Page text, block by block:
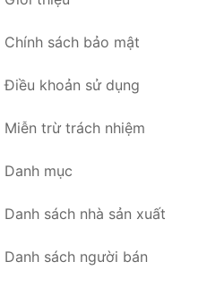
Chính sách bảo mật
Điều khoản sử dụng
Miễn trừ trách nhiệm
Danh mục
Danh sách nhà sản xuất
Danh sách người bán